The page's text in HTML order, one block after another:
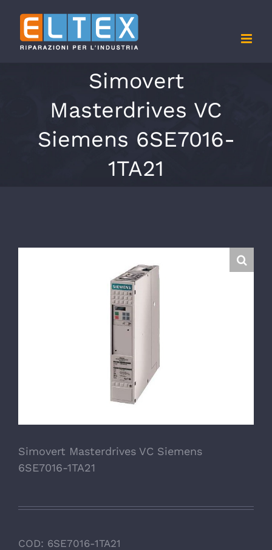
contenuto
Simovert
Masterdrives VC
Siemens 6SE7016-
1TA21
Simovert Masterdrives VC Siemens
6SE7016-1TA21
COD: 6SE7016-1TA21